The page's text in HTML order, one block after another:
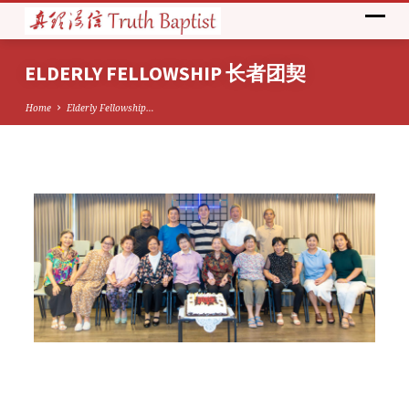
ELDERLY FELLOWSHIP 长者团契
Home Elderly Fellowship…
ELDERLY
FELLOWSHIP
长
者
团
契